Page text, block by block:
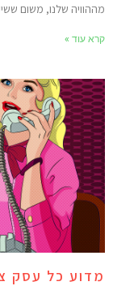
שלנו, משום
עוד »
כל עסק